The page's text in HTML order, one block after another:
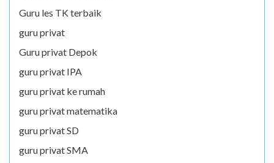
Guru les TK terbaik
guru privat
Guru privat Depok
guru privat IPA
guru privat ke rumah
guru privat matematika
guru privat SD
guru privat SMA